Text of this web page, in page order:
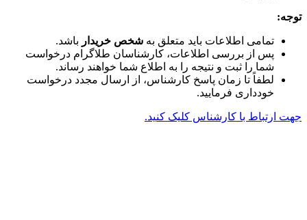
توجه:
تمامی اطلاعات باید متعلق به شخص خریدار باشد.
پس از بررسی اطلاعات، کارشناسان طلاگرام درخواست
شما را ثبت و نتیجه را به اطلاع شما خواهند رساند.
لطفاً تا زمان پاسخ کارشناس، از ارسال مجدد درخواست
خودداری فرمایید.
جهت ارتباط با کارشناس کلیک کنید.